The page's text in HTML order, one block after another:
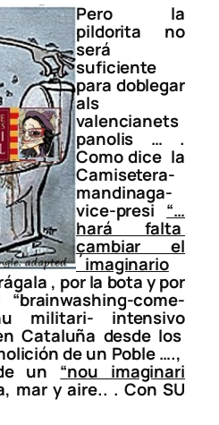
Pero la
pildorita no
será
suficiente
para doblegar
als
valencianets
panolis … .
Como dice la
Camisetera-
mandinaga-
vice-presi “…
hará falta
cambiar el
´imaginario
, por la bota y por
“brainwashing-come-
militari- intensivo
Cataluña desde los
de un Poble ….,
un “nou imaginari
mar y aire.. . Con SU